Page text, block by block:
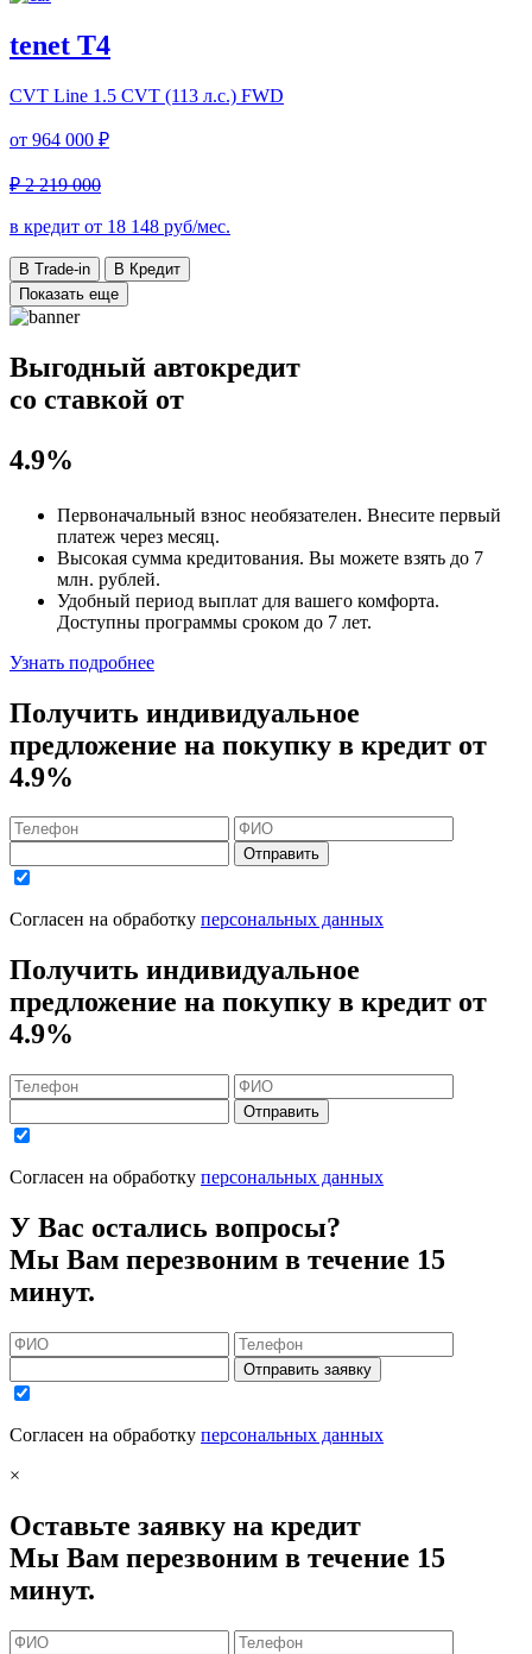
tenet T4
CVT Line 1.5 CVT (113 л.с.) FWD
от 964 000 ₽
₽ 2 219 000
в кредит от 18 148 руб/мес.
В Trade-in
В Кредит
Показать еще
Выгодный автокредит
со ставкой от
4.9%
Первоначальный взнос необязателен. Внесите первый
платеж через месяц.
Высокая сумма кредитования. Вы можете взять до 7
млн. рублей.
Удобный период выплат для вашего комфорта.
Доступны программы сроком до 7 лет.
Узнать подробнее
Получить индивидуальное
предложение на покупку в кредит от
4.9%
Отправить
Согласен на обработку персональных данных
Получить индивидуальное
предложение на покупку в кредит от
4.9%
Отправить
Согласен на обработку персональных данных
У Вас остались вопросы?
Мы Вам перезвоним в течение 15
минут.
Отправить заявку
Согласен на обработку персональных данных
×
Оставьте заявку на кредит
Мы Вам перезвоним в течение 15
минут.